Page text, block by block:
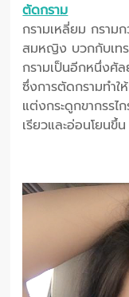
ตัดกราม
กรามเหลี่ยม กราม
สมหญิง บวกกับเทร
กรามเป็นอีกหนึ่งศั
ซึ่งการตัดกรามทำใ
แต่งกระดูกขากรรไ
เรียวและอ่อนโยนขึ้น